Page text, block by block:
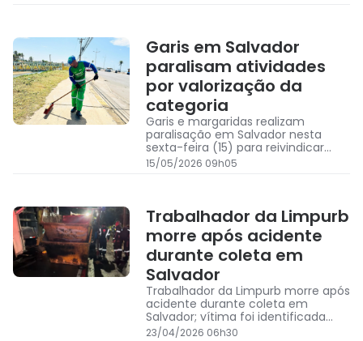
Garis em Salvador
paralisam atividades
por valorização da
categoria
Garis e margaridas realizam
paralisação em Salvador nesta
sexta-feira (15) para reivindicar
melhores condições de trabalho,
valorização profissional e respeito à
15/05/2026 09h05
Trabalhador da Limpurb
morre após acidente
durante coleta em
Salvador
Trabalhador da Limpurb morre após
acidente durante coleta em
Salvador; vítima foi identificada
como Josemar de Oliveira Santos
23/04/2026 06h30